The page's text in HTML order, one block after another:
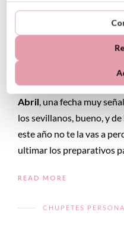
«ME VOY A
11
La semana que viene
Abril, una fecha muy
los sevillanos, bueno, y
este año no te la vas a
ultimar los preparativos
READ MORE
CHUPETES